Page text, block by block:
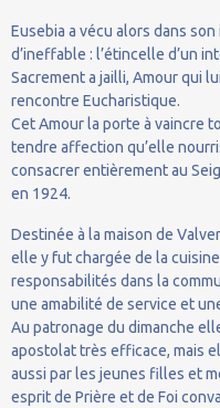
Eusebia a vécu alors dans
d’ineffable : l’étincelle d’un
Sacrement a jailli, Amour qui
rencontre Eucharistique.
Cet Amour la porte à vaincre
tendre affection qu’elle
consacrer entièrement au
en 1924.
Destinée à la maison de
elle y fut chargée de la
responsabilités dans la
une amabilité de service et
Au patronage du dimanche
apostolat très efficace, mais
aussi par les jeunes filles et
esprit de Prière et de Foi